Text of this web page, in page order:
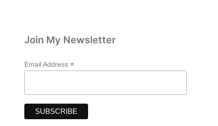
Join My Newsletter
Email Address *